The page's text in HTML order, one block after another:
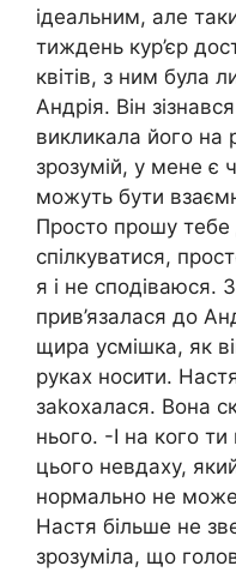
ідеальним, але
тиждень кур’єр
квітів, з ним була
Андрія. Він
викликала його на
зрозумій, у мене є
можуть бути
Просто прошу тебе
спілкуватися,
я і не сподіваюся.
прив’язалася до
щира усмішка, як
руках носити.
заkохалася. Вона
нього. -І на кого
цього невдаху,
нормально не
Настя більше не
зрозуміла, що